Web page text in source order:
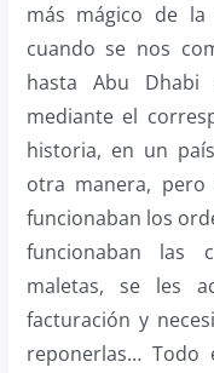
más mágico de la
cuando se nos
hasta Abu
mediante el
historia, en un
otra manera, pero
funcionaban los
funcionaban las
maletas, se les
facturación y
reponerlas… Todo